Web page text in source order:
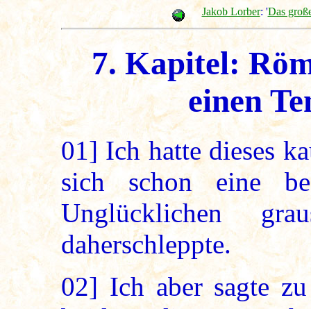
Jakob Lorber: 'Das
7. Kapitel:
einen
01] Ich hatte dieses
sich schon eine
Unglücklichen
daherschleppte.
02] Ich aber sagte